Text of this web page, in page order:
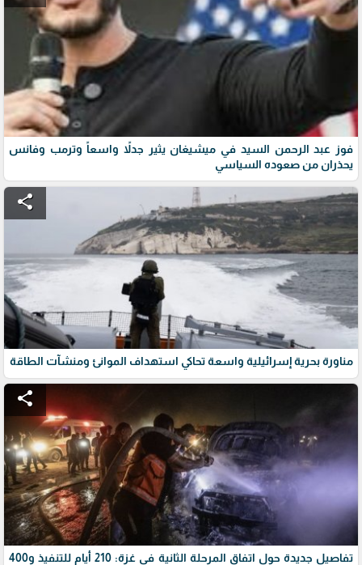
فوز عبد الرحمن السيد في ميشيغان يثير جدلاً واسعاً وترمب وفانس
يحذران من صعوده السياسي
share
مناورة بحرية إسرائيلية واسعة تحاكي استهداف الموانئ ومنشآت الطاقة
share
تفاصيل جديدة حول اتفاق المرحلة الثانية في غزة: 210 أيام للتنفيذ و400